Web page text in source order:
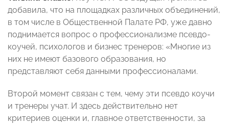
добавила, что на площадках различных объединений,
в том числе в Общественной Палате РФ, уже давно
поднимается вопрос о профессионализме псевдо-
коучей, психологов и бизнес тренеров: «Многие из
них не имеют базового образования, но
представляют себя данными профессионалами.
Второй момент связан с тем, чему эти псевдо коучи
и тренеры учат. И здесь действительно нет
критериев оценки и, главное ответственности, за